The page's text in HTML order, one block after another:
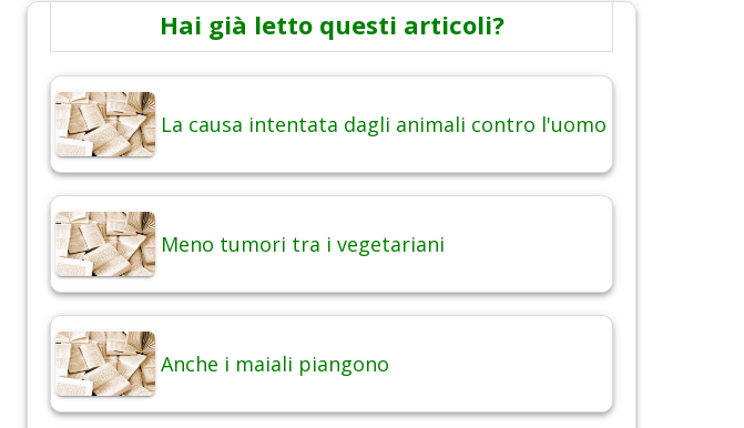
Hai già letto questi articoli?
La causa intentata dagli animali contro l'uomo
Meno tumori tra i vegetariani
Anche i maiali piangono